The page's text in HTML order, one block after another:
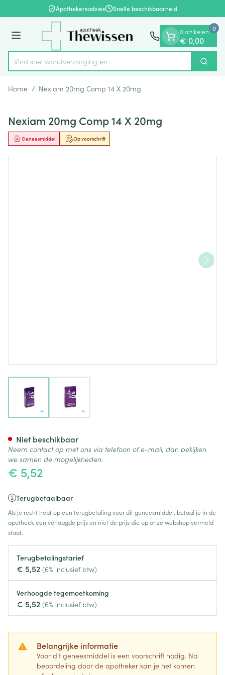
Ga naar de inhoudApothekersadvies Snelle beschikbaarheid
Menu
Product, merk, categorie...
Vind snel wondverz Zoek
0 artikelen
€ 0,00
0
Home / Nexiam 20mg Comp 14 X 20mg
Nexiam 20mg Comp 14 X 20mg
Op voorschrift
Geneesmiddel
€ 5,52
Terugbetaalbaar
Als je recht hebt op een terugbetaling voor dit geneesmiddel, betaal je in de
apotheek een verlaagde prijs en niet de prijs die op onze webshop vermeld
staat.
Terugbetalingstarief
€ 5,52 (6% inclusief btw)
Verhoogde tegemoetkoming
€ 5,52 (6% inclusief btw)
Belangrijke informatie
Voor dit geneesmiddel is een voorschrift nodig. Na
beoordeling door de apotheker kan je het komen
Niet beschikbaar
Neem contact op met ons via telefoon of e-mail, dan bekijken
we samen de mogelijkheden.